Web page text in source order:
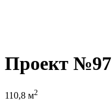
Проект №97
110,8 м2